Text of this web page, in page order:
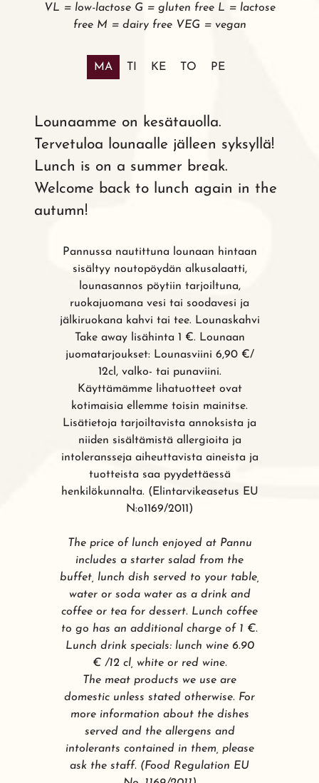
VL = low-lactose G = gluten free L = lactose
free M = dairy free VEG = vegan
MA TI KE TO PE
Lounaamme on kesätauolla.
Tervetuloa lounaalle jälleen syksyllä!
Lunch is on a summer break.
Welcome back to lunch again in the
autumn!
Pannussa nautittuna lounaan hintaan
sisältyy noutopöydän alkusalaatti,
lounasannos pöytiin tarjoiltuna,
ruokajuomana vesi tai soodavesi ja
jälkiruokana kahvi tai tee. Lounaskahvi
Take away lisähinta 1 €. Lounaan
juomatarjoukset: Lounasviini 6,90 €/
12cl, valko- tai punaviini.
Käyttämämme lihatuotteet ovat
kotimaisia ellemme toisin mainitse.
Lisätietoja tarjoiltavista annoksista ja
niiden sisältämistä allergioita ja
intoleransseja aiheuttavista aineista ja
tuotteista saa pyydettäessä
henkilökunnalta. (Elintarvikeasetus EU
N:o1169/2011)
The price of lunch enjoyed at Pannu
includes a starter salad from the
buffet, lunch dish served to your table,
water or soda water as a drink and
coffee or tea for dessert. Lunch coffee
to go has an additional charge of 1 €.
Lunch drink specials: lunch wine 6.90
€ /12 cl, white or red wine.
The meat products we use are
domestic unless stated otherwise. For
more information about the dishes
served and the allergens and
intolerants contained in them, please
ask the staff. (Food Regulation EU